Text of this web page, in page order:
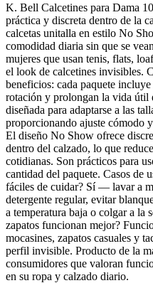
K. Bell Calcetines para Dama
práctica y discreta dentro de la
calcetas unitalla en estilo No
comodidad diaria sin que se
mujeres que usan tenis, flats,
el look de calcetines invisibles.
beneficios: cada paquete
rotación y prolongan la vida útil
diseñada para adaptarse a las
proporcionando ajuste cómodo
El diseño No Show ofrece
dentro del calzado, lo que
cotidianas. Son prácticos para
cantidad del paquete. Casos de
fáciles de cuidar? Sí — lavar a
detergente regular, evitar
a temperatura baja o colgar a la
zapatos funcionan mejor?
mocasines, zapatos casuales y
perfil invisible. Producto de la
consumidores que valoran
en su ropa y calzado diario.